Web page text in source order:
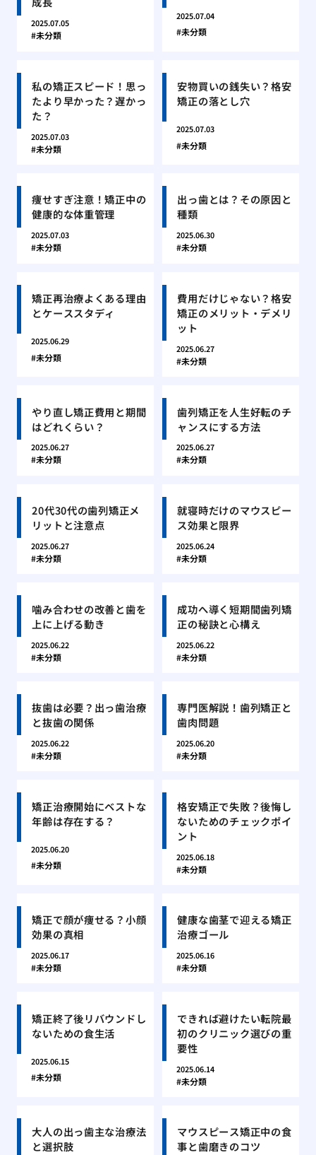
2025.07.05
未分類
2025.07.04
未分類
私の矯正スピード！思っ
たより早かった？遅かっ
た？
2025.07.03
未分類
安物買いの銭失い？格安
矯正の落とし穴
2025.07.03
未分類
痩せすぎ注意！矯正中の
健康的な体重管理
2025.07.03
未分類
出っ歯とは？その原因と
種類
2025.06.30
未分類
矯正再治療よくある理由
とケーススタディ
2025.06.29
未分類
費用だけじゃない？格安
矯正のメリット・デメリ
ット
2025.06.27
未分類
やり直し矯正費用と期間
はどれくらい？
2025.06.27
未分類
歯列矯正を人生好転のチ
ャンスにする方法
2025.06.27
未分類
20代30代の歯列矯正メ
リットと注意点
2025.06.27
未分類
就寝時だけのマウスピー
ス効果と限界
2025.06.24
未分類
噛み合わせの改善と歯を
上に上げる動き
2025.06.22
未分類
成功へ導く短期間歯列矯
正の秘訣と心構え
2025.06.22
未分類
抜歯は必要？出っ歯治療
と抜歯の関係
2025.06.22
未分類
専門医解説！歯列矯正と
歯肉問題
2025.06.20
未分類
矯正治療開始にベストな
年齢は存在する？
2025.06.20
未分類
格安矯正で失敗？後悔し
ないためのチェックポイ
ント
2025.06.18
未分類
矯正で顔が痩せる？小顔
効果の真相
2025.06.17
未分類
健康な歯茎で迎える矯正
治療ゴール
2025.06.16
未分類
矯正終了後リバウンドし
ないための食生活
2025.06.15
未分類
できれば避けたい転院最
初のクリニック選びの重
要性
2025.06.14
未分類
大人の出っ歯主な治療法
と選択肢
マウスピース矯正中の食
事と歯磨きのコツ